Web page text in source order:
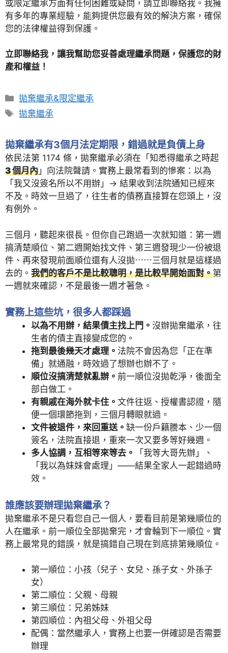
或限定繼承方面有任何困難或疑問，請立即聯絡我。我擁
有多年的專業經驗，能夠提供您最有效的解決方案，確保
您的法律權益得到保護。
立即聯絡我，讓我幫助您妥善處理繼承問題，保護您的財
產和權益！
Categories
拋棄繼承&限定繼承
Tags
拋棄繼承
拋棄繼承有3個月法定期限，錯過就是負債上身
依民法第 1174 條，拋棄繼承必須在「知悉得繼承之時起
3 個月內 」向法院聲請。實務上最常看到的慘案：以為
「我又沒簽名所以不用辦」→ 結果收到法院通知已經來
不及。時效一旦過了，往生者的債務直接算在您頭上，沒
有例外。
三個月，聽起來很長。但你自己跑過一次就知道：第一週
搞清楚順位、第二週開始找文件、第三週發現少一份被退
件、再來發現前面順位還有人沒拋⋯⋯三個月就是這樣過
去的。 我們的客戶不是比較聰明，是比較早開始面對。第
一週就來確認，不是最後一週才著急。
實務上這些坑，很多人都踩過
以為不用辦，結果債主找上門。 沒辦拋棄繼承，往
生者的債主直接變成您的。
拖到最後幾天才處理。 法院不會因為您「正在準
備」就通融，時效過了想辦也辦不了。
順位沒搞清楚就亂辦。 前一順位沒拋乾淨，後面全
部白做工。
有親戚在海外就卡住。 文件往返、授權書認證，隨
便一個環節拖到，三個月轉眼就過。
文件被退件，來回重送。 缺一份戶籍謄本、少一個
簽名，法院直接退，重來一次又要多等好幾週。
多人協調，互相等來等去。
「我等大哥先辦」、
「我以為妹妹會處理」——結果全家人一起錯過時
效。
誰應該要辦理拋棄繼承？
拋棄繼承不是只看您自己一個人，要看目前是第幾順位的
人在繼承。前一順位全部拋棄完，才會輪到下一順位。實
務上最常見的錯誤，就是搞錯自己現在到底排第幾順位。
第一順位：小孩（兒子、女兒、孫子女、外孫子
女）
第二順位：父親、母親
第三順位：兄弟姊妹
第四順位：內祖父母、外祖父母
配偶：當然繼承人，實務上也要一併確認是否需要
辦理